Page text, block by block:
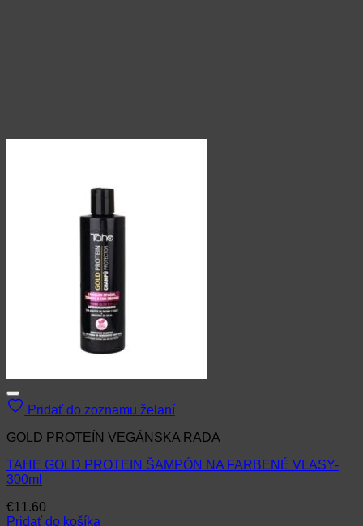
Pridať do zoznamu želaní
GOLD PROTEÍN VEGÁNSKA RADA
TAHE GOLD PROTEIN ŠAMPÓN NA FARBENÉ VLASY-
300ml
€11.60
Pridať do košíka